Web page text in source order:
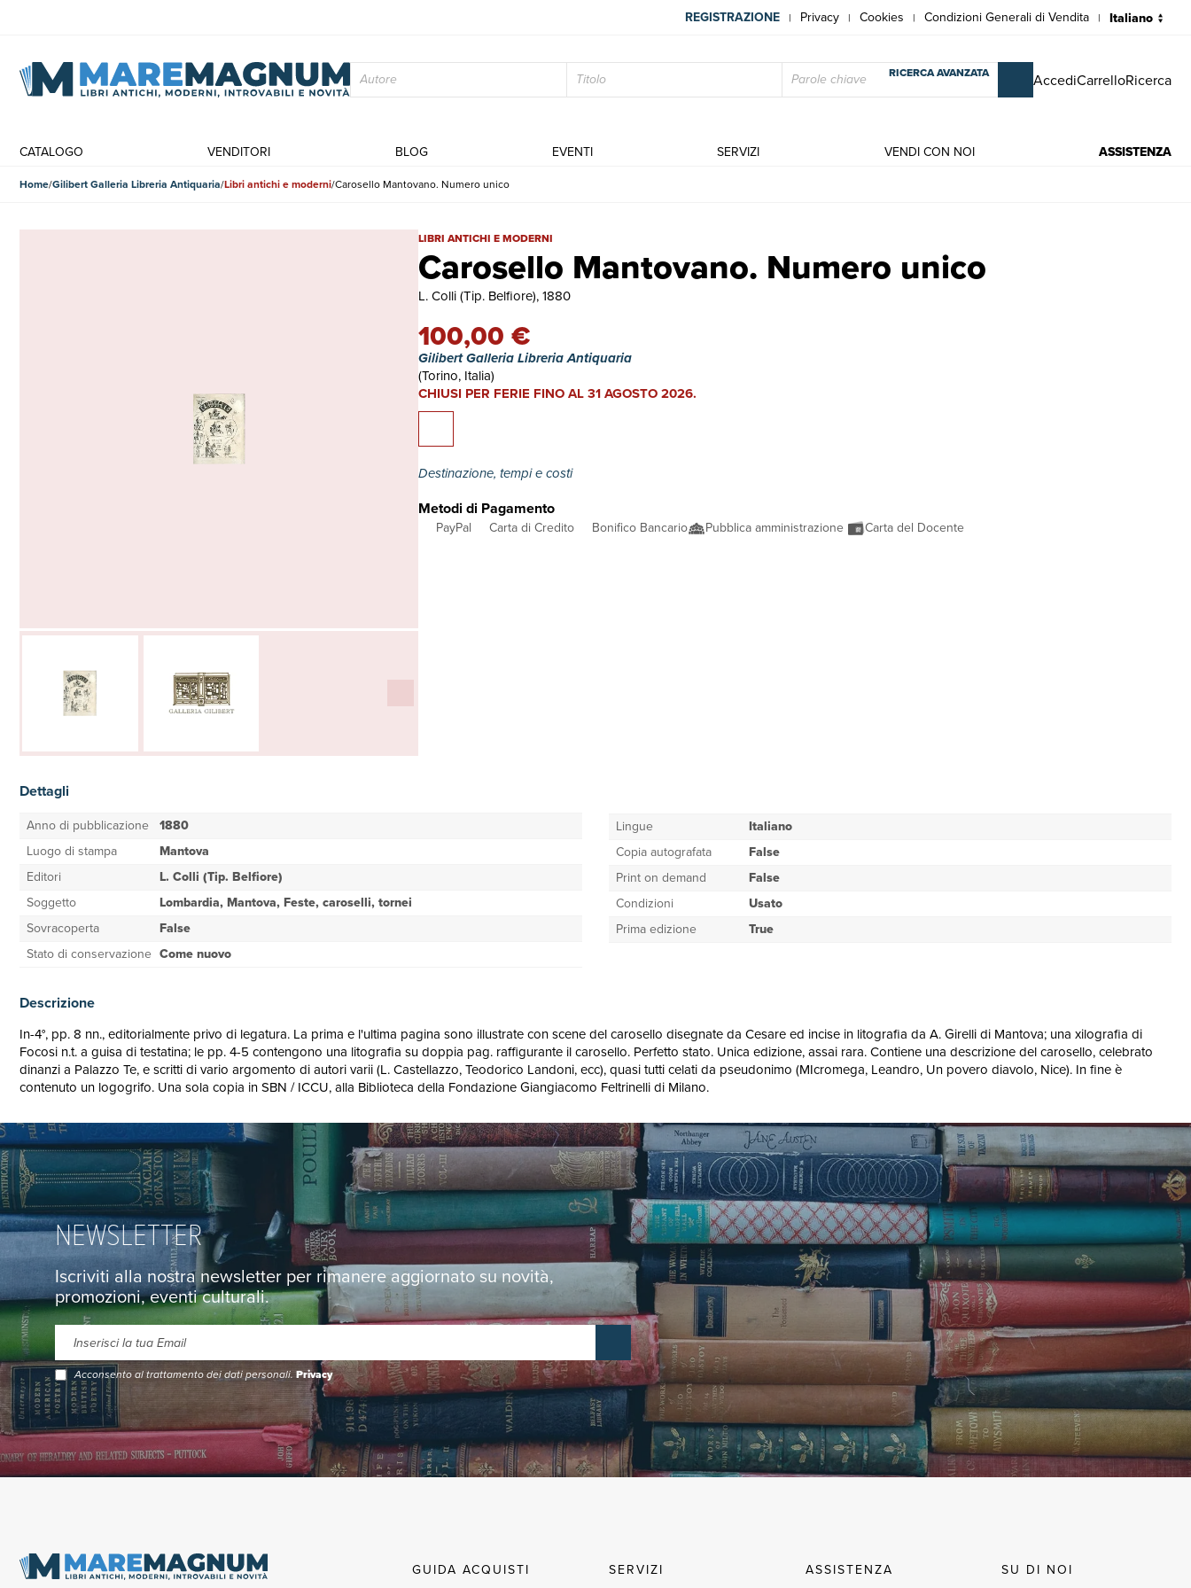
REGISTRAZIONE | Privacy | Cookies | Condizioni Generali di Vendita |
RICERCA AVANZATA AccediCarrelloRicerca
CATALOGO VENDITORI BLOG EVENTI SERVIZI VENDI CON NOI ASSISTENZA
Home Gilibert Galleria Libreria Antiquaria Libri antichi e moderni Carosello Mantovano. Numero unico
Carosello Mantovano. Numero unico
Carosello Mantovano. Numero unico | Libri antichi e moderni |
LIBRI ANTICHI E MODERNI
L. Colli (Tip. Belfiore), 1880
100,00 €
Gilibert Galleria Libreria Antiquaria
(Torino, Italia)
CHIUSI PER FERIE FINO AL 31 AGOSTO 2026.
Destinazione, tempi e costi
Metodi di Pagamento
PayPal Carta di Credito Bonifico Bancario Pubblica amministrazione Carta del Docente
Dettagli
Anno di pubblicazione 1880
Luogo di stampa
Mantova
Editori
L. Colli (Tip. Belfiore)
Soggetto
Lombardia, Mantova, Feste, caroselli, tornei
Sovracoperta
False
Stato di conservazione Come nuovo
Lingue
Italiano
Copia autografata
False
Print on demand
False
Condizioni
Usato
Prima edizione
True
Descrizione
In-4°, pp. 8 nn., editorialmente privo di legatura. La prima e l'ultima pagina sono illustrate con scene del carosello disegnate da Cesare ed incise in litografia da A. Girelli di Mantova; una xilografia di
Focosi n.t. a guisa di testatina; le pp. 4-5 contengono una litografia su doppia pag. raffigurante il carosello. Perfetto stato. Unica edizione, assai rara. Contiene una descrizione del carosello, celebrato
dinanzi a Palazzo Te, e scritti di vario argomento di autori varii (L. Castellazzo, Teodorico Landoni, ecc), quasi tutti celati da pseudonimo (MIcromega, Leandro, Un povero diavolo, Nice). In fine è
contenuto un logogrifo. Una sola copia in SBN / ICCU, alla Biblioteca della Fondazione Giangiacomo Feltrinelli di Milano.
NEWSLETTER
Iscriviti alla nostra newsletter per rimanere aggiornato su novità,
promozioni, eventi culturali.
Acconsento al trattamento dei dati personali.Privacy
GUIDA ACQUISTI SERVIZI ASSISTENZA SU DI NOI